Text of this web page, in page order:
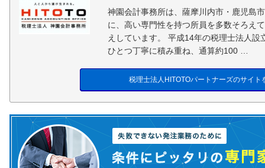
神園会計事務所は、薩摩川内市・鹿児島
に、高い専門性を持つ所員を多数そろえ
えしています。 平成14年の税理士法人設
ひとつ丁寧に積み重ね、通算約100 …
税理士法人HITOTOパートナーズのサイト